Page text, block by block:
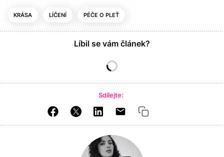
KRÁSA LÍČENÍ PÉČE O PLEŤ
Líbil se vám článek?
Sdílejte: